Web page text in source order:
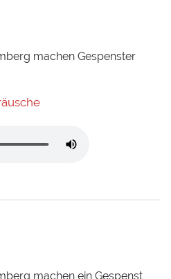
machen Gespenster
machen ein Gespenst